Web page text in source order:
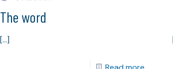
The word
[…]